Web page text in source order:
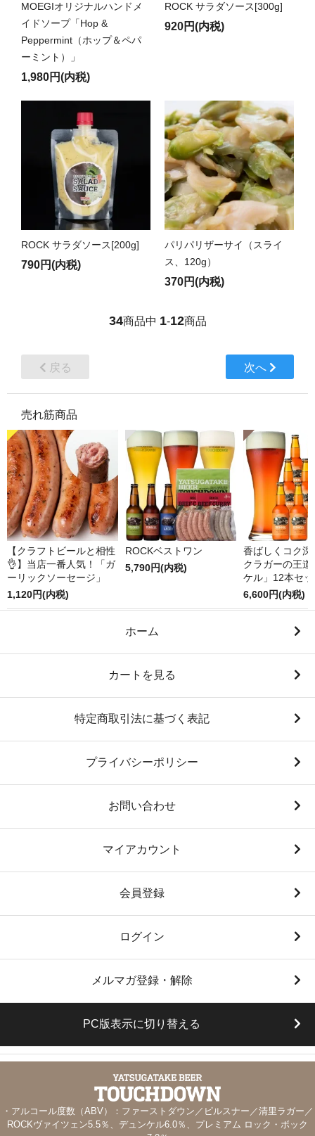
MOEGIオリジナルハンドメ
イドソープ「Hop &
Peppermint（ホップ＆ペパ
ーミント）」
1,980円(内税)
ROCK サラダソース[300g]
920円(内税)
ROCK サラダソース[200g]
790円(内税)
パリパリザーサイ（スライ
ス、120g）
370円(内税)
34商品中 1-12商品
戻る 次へ
売れ筋商品
【クラフトビールと相性
👌】当店一番人気！「ガ
ーリックソーセージ」
1,120円(内税)
ROCKベストワン
5,790円(内税)
香ばしくコク深
クラガーの王道
ケル」12本セ
6,600円(内税)
ホーム
カートを見る
特定商取引法に基づく表記
プライバシーポリシー
お問い合わせ
マイアカウント
会員登録
ログイン
メルマガ登録・解除
PC版表示に切り替える
・アルコール度数（ABV）：ファーストダウン／ピルスナー／清里ラガー／
ROCKヴァイツェン5.5％、デュンケル6.0％、プレミアム ロック・ボック